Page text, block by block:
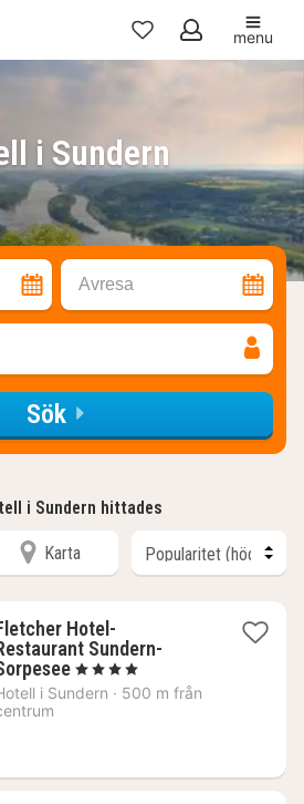
Mina
menu
i Sundern
Avresa
Sök
i Sundern hittades
Karta
Hotel-
Sundern-
1
natt
, 4 Stjärnor
i Sundern · 500 m från